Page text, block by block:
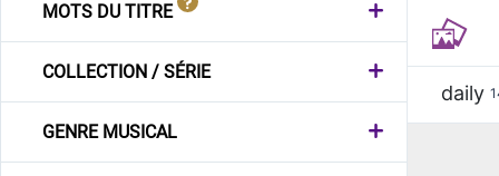
MOTS DU TITRE
COLLECTION / SÉRIE
GENRE MUSICAL
daily